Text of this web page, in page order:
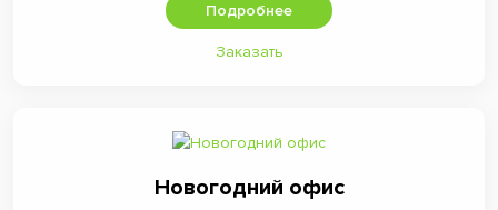
Подробнее
Заказать
Новогодний офис